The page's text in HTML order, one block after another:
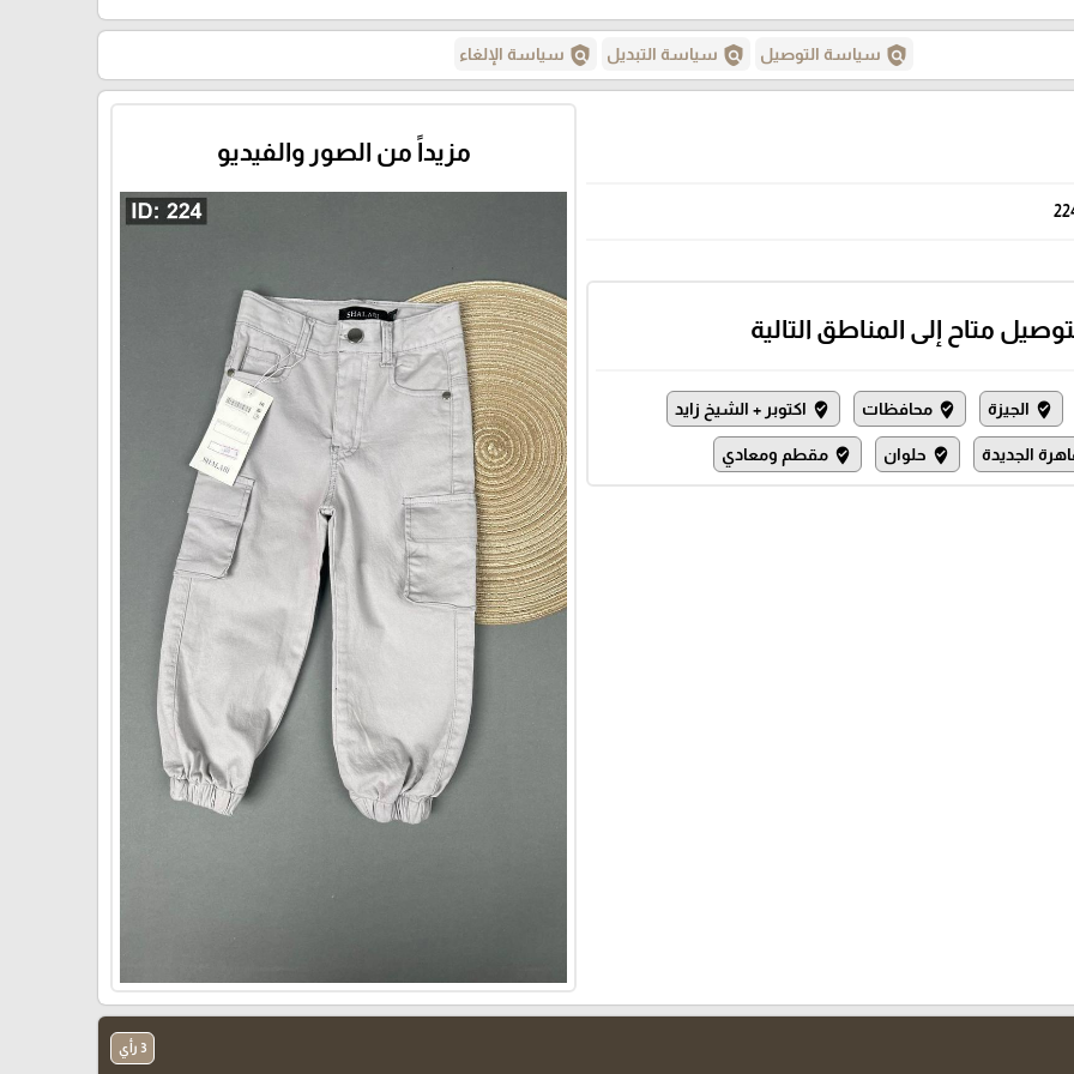
policy سياسة التوصيل policy سياسة التبديل policy سياسة الإلغاء
متاح إلى المناطق التالية
where_to_vote الجيزة where_to_vote محافظات where_to_vote اكتوبر + الشيخ زايد
الجديدة where_to_vote حلوان where_to_vote مقطم ومعادي
مزيداً من الصور والفيديو
3 رأي